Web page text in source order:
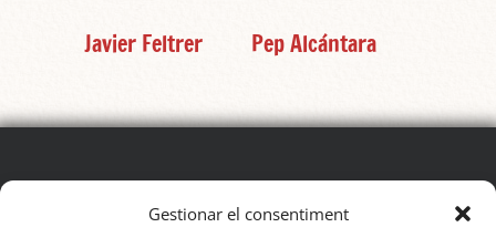
Gestionar el consentiment
Javier Feltrer Pep Alcántara